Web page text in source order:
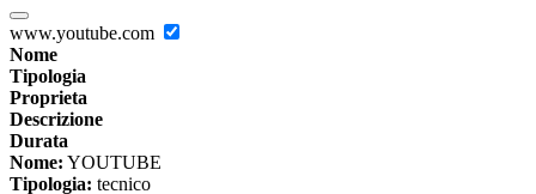
www.youtube.com
Nome
Tipologia
Proprieta
Descrizione
Durata
Nome: YOUTUBE
Tipologia: tecnico